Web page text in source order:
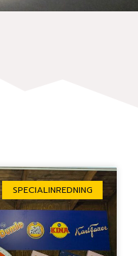
SPECIALINREDNING
Sida Sida